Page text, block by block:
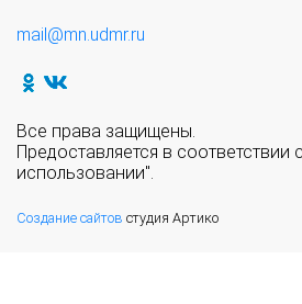
mail@mn.udmr.ru
Все права защищены.
Предоставляется в
использовании".
Создание сайтов студия Артико